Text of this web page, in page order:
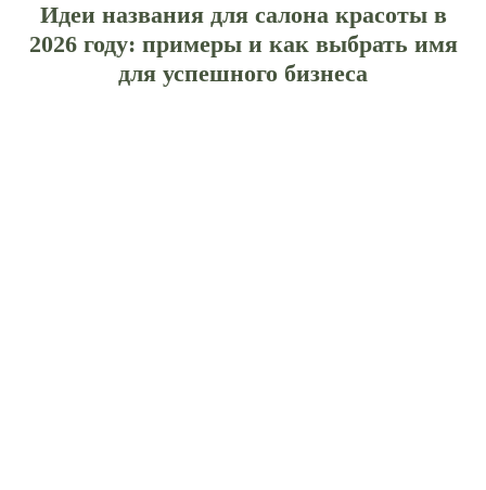
Идеи названия для салона красоты в
2026 году: примеры и как выбрать имя
для успешного бизнеса